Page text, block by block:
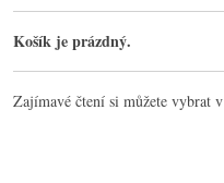
Košík je prázdný.
Zajímavé čtení si můžete vybrat v